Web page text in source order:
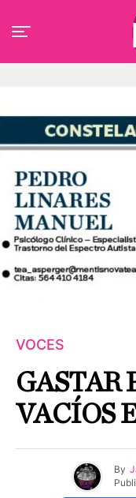
VOCES
GASTAR
VACÍOS
By